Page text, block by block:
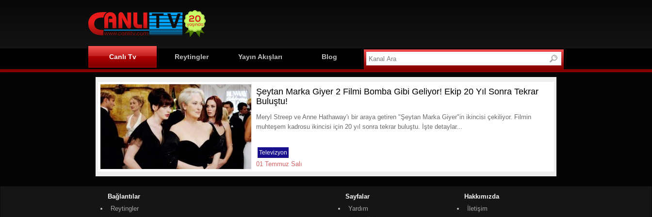
Canlı Tv Reytingler Yayın Akışları Blog
Şeytan Marka Giyer 2 Filmi Bomba Gibi Geliyor! Ekip 20 Yıl Sonra Tekrar
Buluştu!
Meryl Streep ve Anne Hathaway'ı bir araya getiren "Şeytan Marka Giyer"in ikincisi çekiliyor. Filmin
muhteşem kadrosu ikincisi için 20 yıl sonra tekrar buluştu. İşte detaylar...
Televizyon
01 Temmuz Salı
Bağlantılar
Reytingler
Sayfalar
Yardım
Hakkımızda
İletişim